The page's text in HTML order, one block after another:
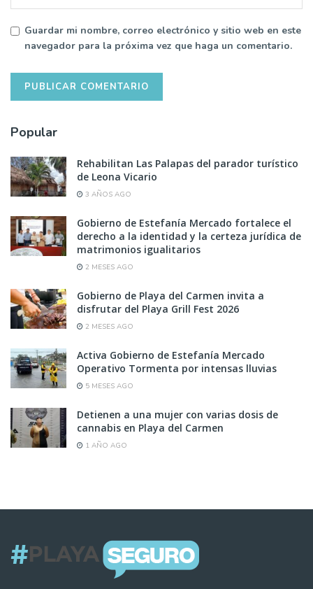
Guardar mi nombre, correo electrónico y sitio web en este
navegador para la próxima vez que haga un comentario.
Popular
Rehabilitan Las Palapas del parador turístico
de Leona Vicario
3 AÑOS AGO
Gobierno de Estefanía Mercado fortalece el
derecho a la identidad y la certeza jurídica de
matrimonios igualitarios
2 MESES AGO
Gobierno de Playa del Carmen invita a
disfrutar del Playa Grill Fest 2026
2 MESES AGO
Activa Gobierno de Estefanía Mercado
Operativo Tormenta por intensas lluvias
5 MESES AGO
Detienen a una mujer con varias dosis de
cannabis en Playa del Carmen
1 AÑO AGO